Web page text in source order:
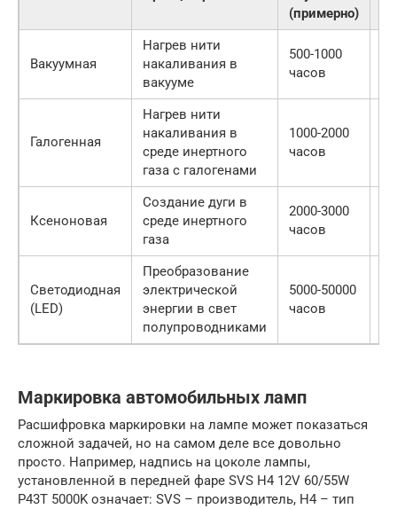
(примерно)
Вакуумная
Нагрев нити
накаливания в
вакууме
500-1000
часов
Галогенная
Нагрев нити
накаливания в
среде инертного
газа с галогенами
1000-2000
часов
Ксеноновая
Создание дуги в
среде инертного
газа
2000-3000
часов
Светодиодная
(LED)
Преобразование
электрической
энергии в свет
полупроводниками
5000-50000
часов
Маркировка автомобильных ламп
Расшифровка маркировки на лампе может показаться
сложной задачей, но на самом деле все довольно
просто. Например, надпись на цоколе лампы,
установленной в передней фаре SVS H4 12V 60/55W
P43T 5000K означает: SVS – производитель, H4 – тип